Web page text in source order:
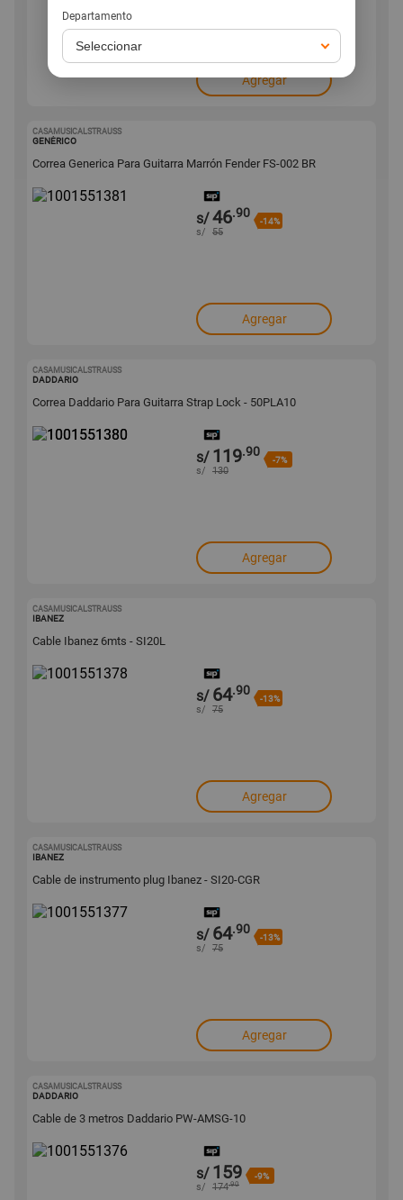
Agregar
CASAMUSICALSTRAUSS
GENÉRICO
Correa Generica Para Guitarra Marrón Fender FS-002 BR
s/46.90
-14%
s/ 55
Agregar
CASAMUSICALSTRAUSS
DADDARIO
Correa Daddario Para Guitarra Strap Lock - 50PLA10
s/ 119.90
-7%
s/ 130
Agregar
CASAMUSICALSTRAUSS
IBANEZ
Cable Ibanez 6mts - SI20L
s/ 64.90
-13%
s/ 75
Agregar
CASAMUSICALSTRAUSS
IBANEZ
Cable de instrumento plug Ibanez - SI20-CGR
s/ 64.90
-13%
s/ 75
Agregar
CASAMUSICALSTRAUSS
DADDARIO
Cable de 3 metros Daddario PW-AMSG-10
s/ 159 -9%
s/ 174.90
Departamento